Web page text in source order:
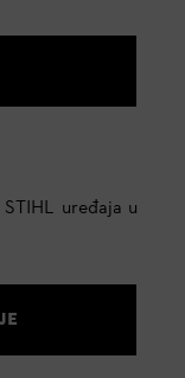
uređaja u